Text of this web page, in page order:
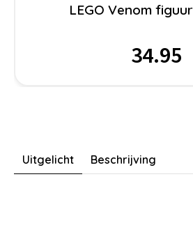
LEGO Venom
34.95
Uitgelicht Beschrijving